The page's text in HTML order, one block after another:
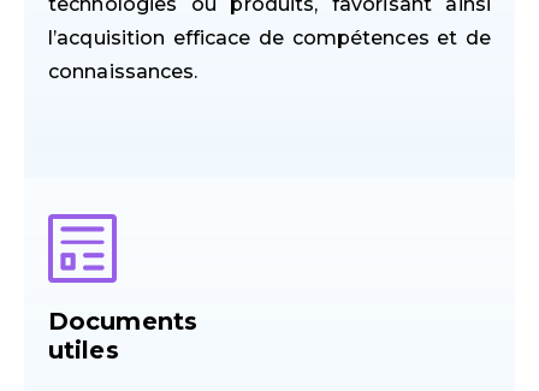
l’acquisition efficace de compétences et de
connaissances.
Documents
utiles